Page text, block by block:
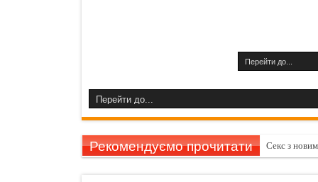
Рекомендуємо прочитати Секс з